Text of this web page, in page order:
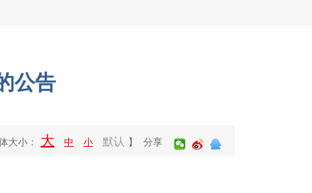
公告
大小： 大 中 小 默认 】 分享